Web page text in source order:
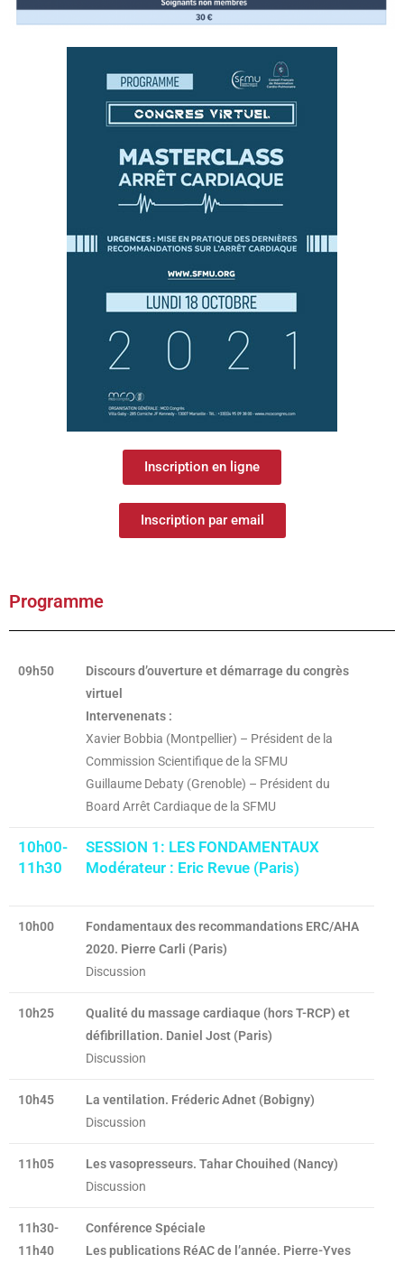
Inscription en ligne
Inscription par email
Programme
09h50
Discours d’ouverture et démarrage du congrès
virtuel
Intervenenats :
Xavier Bobbia (Montpellier) – Président de la
Commission Scientifique de la SFMU
Guillaume Debaty (Grenoble) – Président du
Board Arrêt Cardiaque de la SFMU
10h00-
11h30
SESSION 1: LES FONDAMENTAUX
Modérateur : Eric Revue (Paris)
10h00
Fondamentaux des recommandations ERC/AHA
2020. Pierre Carli (Paris)
Discussion
10h25
Qualité du massage cardiaque (hors T-RCP) et
défibrillation. Daniel Jost (Paris)
Discussion
10h45
La ventilation. Fréderic Adnet (Bobigny)
Discussion
11h05
Les vasopresseurs. Tahar Chouihed (Nancy)
Discussion
11h30-
11h40
Conférence Spéciale
Les publications RéAC de l’année. Pierre-Yves